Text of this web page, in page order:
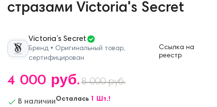
стразами Victoria's Secret
Victoria’s Secret
Бренд • Оригинальный товар,
сертифицирован
Ссылка на
реестр
4 000 руб. 8 000 руб.
 В наличииОсталась 1 Шт.!